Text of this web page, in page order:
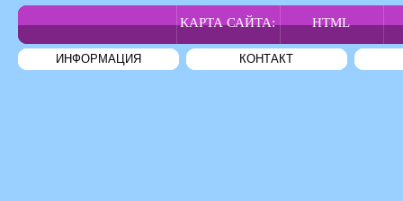
КАРТА САЙТА: HTML
ИНФОРМАЦИЯ КОНТАКТ